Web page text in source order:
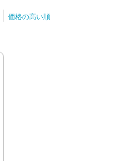
価格の高い順